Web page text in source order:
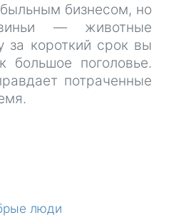
бизнесом, но
— животные
за короткий срок вы
большое поголовье.
потраченные
люди